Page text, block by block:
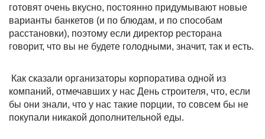
готовят очень вкусно, постоянно придумывают новые
варианты банкетов (и по блюдам, и по способам
расстановки), поэтому если директор ресторана
говорит, что вы не будете голодными, значит, так и есть.
Как сказали организаторы корпоратива одной из
компаний, отмечавших у нас День строителя, что, если
бы они знали, что у нас такие порции, то совсем бы не
покупали никакой дополнительной еды.